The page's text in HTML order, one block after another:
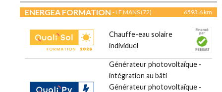
ENERGEA FORMATION - LE MANS (72) 6593.6 km
Chauffe-eau solaire
individuel
Générateur photovoltaïque -
intégration au bâti
Générateur photovoltaïque -